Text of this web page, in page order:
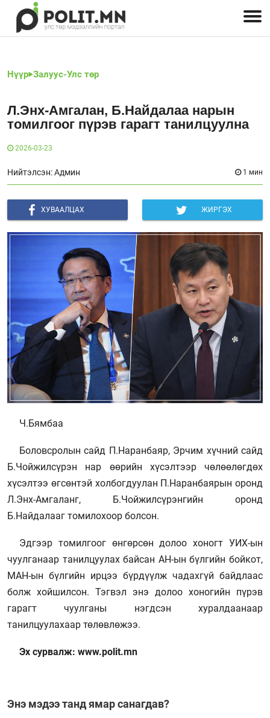
Нүүр Залуус-Улс төр
Л.Энх-Амгалан, Б.Найдалаа нарын
томилгоог пүрэв гарагт танилцуулна
2026-03-23
Нийтэлсэн: Админ 1 мин
ХУВААЛЦАХ ЖИРГЭХ
Ч.Бямбаа
Боловсролын сайд П.Наранбаяр, Эрчим хүчний сайд
Б.Чойжилсүрэн нар өөрийн хүсэлтээр чөлөөлөгдөх
хүсэлтээ өгсөнтэй холбогдуулан П.Наранбаярын оронд
Л.Энх-Амгаланг, Б.Чойжилсүрэнгийн оронд
Б.Найдалааг томилохоор болсон.
Эдгээр томилгоог өнгөрсөн долоо хоногт УИХ-ын
чуулганаар танилцуулах байсан АН-ын бүлгийн бойкот,
МАН-ын бүлгийн ирцээ бүрдүүлж чадахгүй байдлаас
болж хойшилсон. Тэгвэл энэ долоо хоногийн пүрэв
гарагт чуулганы нэгдсэн хуралдаанаар
танилцуулахаар төлөвлөжээ.
Эх сурвалж: www.polit.mn
Энэ мэдээ танд ямар санагдав?